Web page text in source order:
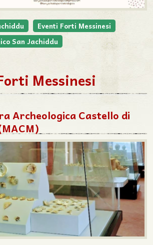
Eventi Forti Messinesi
San Jachiddu
Messinesi
Archeologica Castello di